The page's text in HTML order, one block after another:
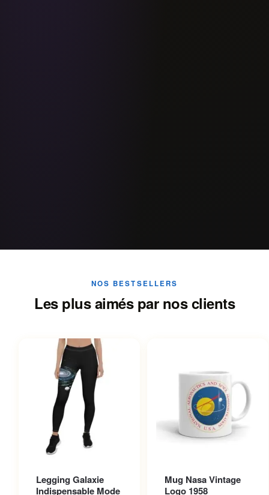
NOS BESTSELLERS
Les plus aimés par nos clients
Legging Galaxie
Indispensable Mode
variations. Les options
Mug Nasa Vintage
Logo 1958
variations. Les options